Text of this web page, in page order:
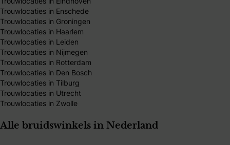
Trouwlocaties in Enschede
Trouwlocaties in Groningen
Trouwlocaties in Haarlem
Trouwlocaties in Leiden
Trouwlocaties in Nijmegen
Trouwlocaties in Rotterdam
Trouwlocaties in Den Bosch
Trouwlocaties in Tilburg
Trouwlocaties in Utrecht
Trouwlocaties in Zwolle
Alle bruidswinkels in Nederland